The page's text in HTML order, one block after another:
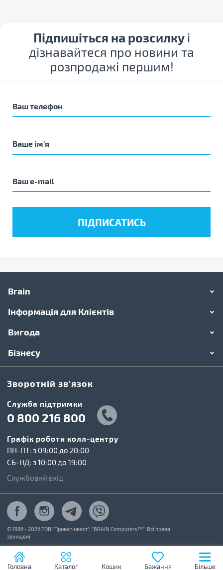
Підпишіться на розсилку і
дізнавайтеся про новини та
розпродажі першим!
Brain
Інформація для Клієнтів
Вигода
Бізнесу
Зворотній зв'язок
Cлужба підтримки
0 800 216 800
Графік роботи колл-центру
ПН-ПТ: з 09:00 до 20:00
СБ-НД: з 10:00 до 19:00
Службовий вхід
© 1996 - 2026 ТОВ "Приватінвест", "BRAIN Computers™". Всі права
захищені
Головна Каталог Кошик Бажання Більше